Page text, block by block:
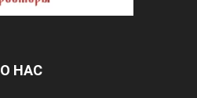
О НАС